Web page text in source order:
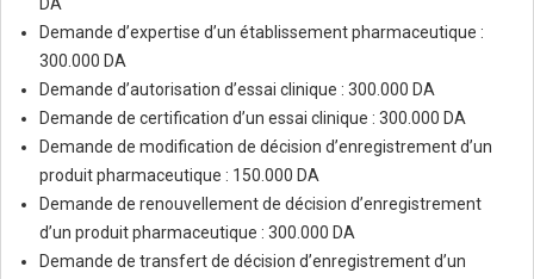
Demande d’expertise d’un établissement pharmaceutique :
300.000 DA
Demande d’autorisation d’essai clinique : 300.000 DA
Demande de certification d’un essai clinique : 300.000 DA
Demande de modification de décision d’enregistrement d’un
produit pharmaceutique : 150.000 DA
Demande de renouvellement de décision d’enregistrement
d’un produit pharmaceutique : 300.000 DA
Demande de transfert de décision d’enregistrement d’un